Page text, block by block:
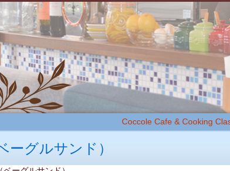
Coccole Cafe & Cooking
ーグルサンド）